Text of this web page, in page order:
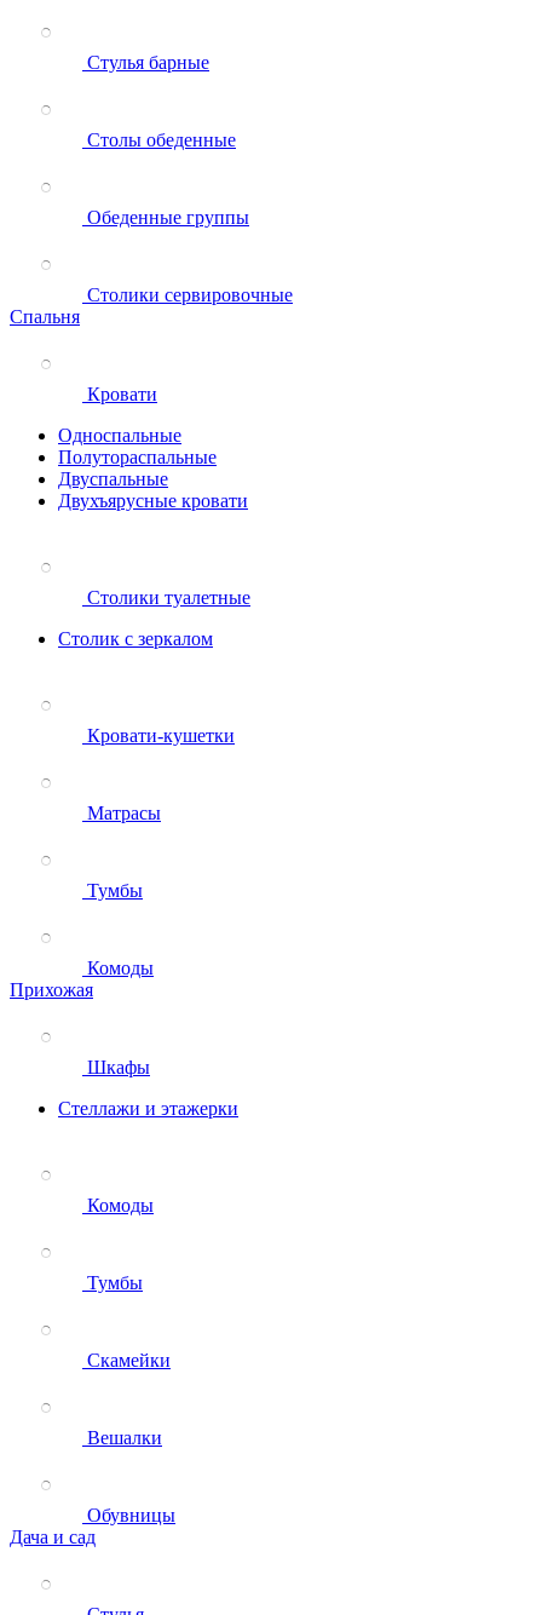
Стулья барные
Столы обеденные
Обеденные группы
Столики сервировочные
Спальня
Кровати
Односпальные
Полутораспальные
Двуспальные
Двухъярусные кровати
Столики туалетные
Столик с зеркалом
Кровати-кушетки
Матрасы
Тумбы
Комоды
Прихожая
Шкафы
Стеллажи и этажерки
Комоды
Тумбы
Скамейки
Вешалки
Обувницы
Дача и сад